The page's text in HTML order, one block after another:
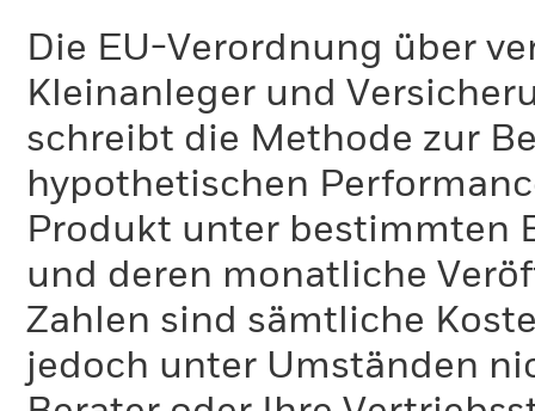
Die EU-Verordnung über
Kleinanleger und
schreibt die Methode zur
hypothetischen
Produkt unter bestimmten
und deren monatliche
Zahlen sind sämtliche
jedoch unter Umständen